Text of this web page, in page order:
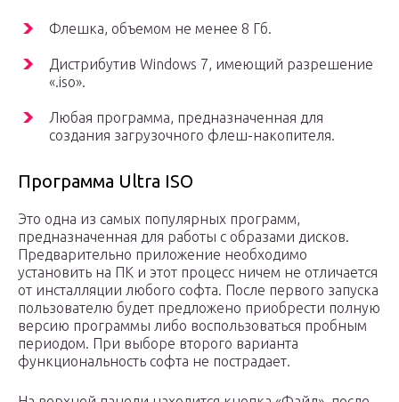
Флешка, объемом не менее 8 Гб.
Дистрибутив Windows 7, имеющий разрешение
«.iso».
Любая программа, предназначенная для
создания загрузочного флеш-накопителя.
Программа Ultra ISO
Это одна из самых популярных программ,
предназначенная для работы с образами дисков.
Предварительно приложение необходимо
установить на ПК и этот процесс ничем не отличается
от инсталляции любого софта. После первого запуска
пользователю будет предложено приобрести полную
версию программы либо воспользоваться пробным
периодом. При выборе второго варианта
функциональность софта не пострадает.